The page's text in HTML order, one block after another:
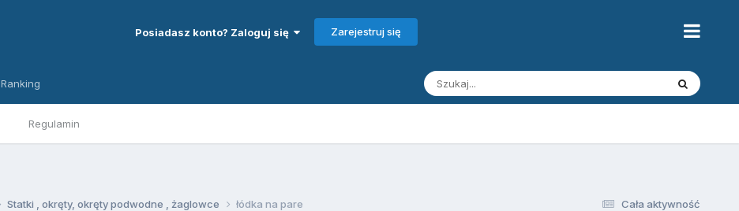
Posiadasz konto? Zaloguj się Zarejestruj się
Regulamin
Ranking
Cała aktywność
Statki , okręty, okręty podwodne , żaglowce łódka na pare